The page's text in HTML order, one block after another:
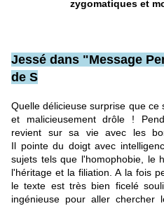
zygomatiques et
Jessé dans "Message
de S
Quelle délicieuse surprise que
et malicieusement drôle !
revient sur sa vie avec les
Il pointe du doigt avec
sujets tels que l'homophobie, le
l'héritage et la filiation. A la fois
le texte est très bien ficelé
ingénieuse pour aller